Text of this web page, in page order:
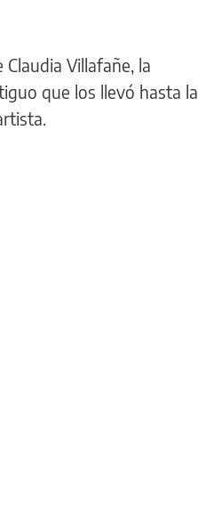
Villafañe, la
que los llevó hasta la